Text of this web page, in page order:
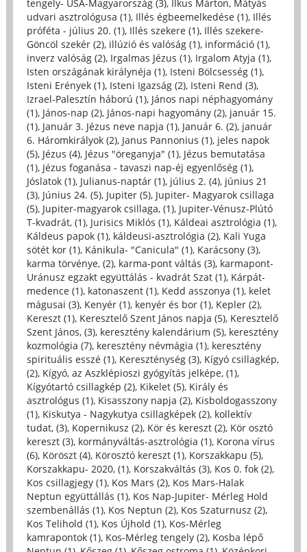
tengely- USA-Magyarország (3), Ilkus Márton, Mátyás
udvari asztrológusa (1), Illés égbeemelkedése (1), Illés
próféta - július 20. (1), Illés szekere (1), Illés szekere-
Göncöl szekér (2), illúzió és valóság (1), információ (1),
inverz valóság (2), Irgalmas Jézus (1), Irgalom Atyja (1),
Isten országának királynéja (1), Isteni Bölcsesség (1),
Isteni Erények (1), Isteni Igazság (2), Isteni Rend (3),
Izrael-Palesztín háború (1), János napi néphagyomány
(1), János-nap (2), János-napi hagyomány (2), január 15.
(1), Január 3. Jézus neve napja (1), Január 6. (2), január
6. Háromkirályok (2), Janus Pannonius (1), jeles napok
(5), Jézus (4), Jézus "öreganyja" (1), Jézus bemutatása
(1), Jézus foganása - tavaszi nap-éj egyenlőség (1),
Jóslatok (1), Julianus-naptár (1), július 2. (4), június 21
(3), Június 24. (5), Jupiter (5), Jupiter- Magyarok csillaga
(5), Jupiter-magyarok csillaga, (1), Jupiter-Vénusz-Plútó
T-kvadrát, (1), Jurisics Miklós (1), Káldeai asztrológia (1),
Káldeus papok (1), káldeusi-asztrológia (2), Kali Yuga
sötét kor (1), Kánikula- "Canicula" (1), Karácsony (3),
karma törvénye, (2), karma-pont váltás (3), karmapont-
Uránusz egzakt együttálás - kvadrát Szat (1), Kárpát-
medence (1), katonaszent (1), Kedd asszonya (1), kelet
mágusai (3), Kenyér (1), kenyér és bor (1), Kepler (2),
Kereszt (1), Keresztelő Szent János napja (5), Keresztelő
Szent János, (3), keresztény kalendárium (5), keresztény
kozmológia (7), keresztény névmágia (1), keresztény
spirituális esszé (1), Kereszténység (3), Kígyó csillagkép,
(2), Kígyó, az Aszklépioszi gyógyítás jelképe, (1),
Kígyótartó csillagkép (2), Kikelet (5), Király és
asztrológus (1), Kisasszony napja (2), Kisboldogasszony
(1), Kiskutya - Nagykutya csillagképek (2), kollektív
tudat, (3), Kopernikusz (2), Kör és kereszt (2), Kör osztó
kereszt (3), kormányváltás-asztrológia (1), Korona vírus
(6), Köröszt (4), Körosztó kereszt (1), Korszakkapu (5),
Korszakkapu- 2020, (1), Korszakváltás (3), Kos 0. fok (2),
Kos csillagjegy (1), Kos Mars (2), Kos Mars-Halak
Neptun együttállás (1), Kos Nap-Jupiter- Mérleg Hold
szembenállás (1), Kos Neptun (2), Kos Szaturnusz (2),
Kos Telihold (1), Kos Újhold (1), Kos-Mérleg
kamrapontok (1), Kos-Mérleg tengely (2), Kosba lépő